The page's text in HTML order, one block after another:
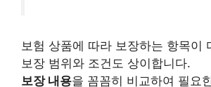
보험 상품에 따라 보장하는 항목이
보장 범위와 조건도 상이합니다.
보장 내용을 꼼꼼히 비교하여 필요